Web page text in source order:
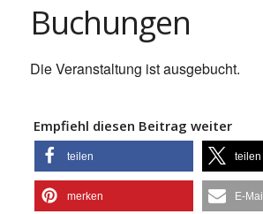
Buchungen
Die Veranstaltung ist ausgebucht.
Empfiehl diesen Beitrag weiter
teilen teilen
merken E-Mail